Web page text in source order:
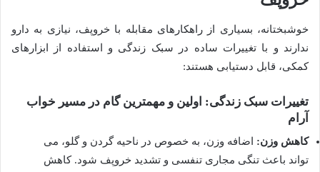
خوشبختانه، بسیاری از راهکارهای مقابله با خروپف، نیازی به دارو
ندارند و با تغییرات ساده در سبک زندگی و استفاده از ابزارهای
کمکی، قابل دستیابی هستند:
تغییرات سبک زندگی: اولین و مهمترین گام در مسیر خواب
آرام
کاهش وزن: اضافه وزن، به خصوص در ناحیه گردن و گلو، می
تواند باعث تنگی مجاری تنفسی و تشدید خروپف شود. کاهش